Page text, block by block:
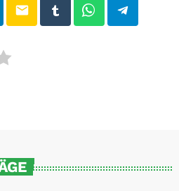
email